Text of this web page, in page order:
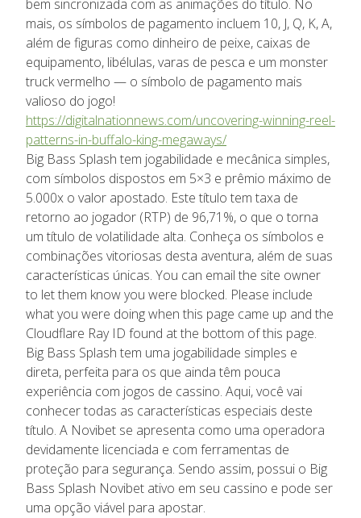
bem sincronizada com as animações do título. No
mais, os símbolos de pagamento incluem 10, J, Q, K, A,
além de figuras como dinheiro de peixe, caixas de
equipamento, libélulas, varas de pesca e um monster
truck vermelho — o símbolo de pagamento mais
valioso do jogo!
https://digitalnationnews.com/uncovering-winning-reel-
patterns-in-buffalo-king-megaways/
Big Bass Splash tem jogabilidade e mecânica simples,
com símbolos dispostos em 5×3 e prêmio máximo de
5.000x o valor apostado. Este título tem taxa de
retorno ao jogador (RTP) de 96,71%, o que o torna
um título de volatilidade alta. Conheça os símbolos e
combinações vitoriosas desta aventura, além de suas
características únicas. You can email the site owner
to let them know you were blocked. Please include
what you were doing when this page came up and the
Cloudflare Ray ID found at the bottom of this page.
Big Bass Splash tem uma jogabilidade simples e
direta, perfeita para os que ainda têm pouca
experiência com jogos de cassino. Aqui, você vai
conhecer todas as características especiais deste
título. A Novibet se apresenta como uma operadora
devidamente licenciada e com ferramentas de
proteção para segurança. Sendo assim, possui o Big
Bass Splash Novibet ativo em seu cassino e pode ser
uma opção viável para apostar.